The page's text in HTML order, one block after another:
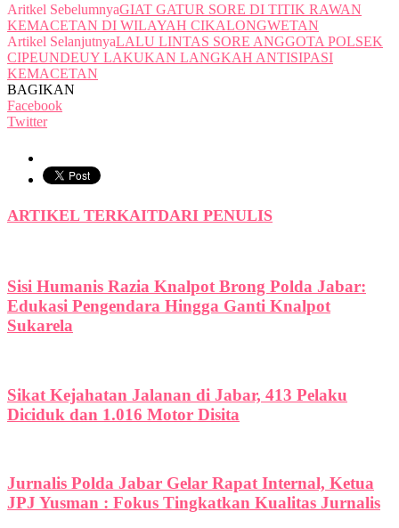
Aritkel SebelumnyaGIAT GATUR SORE DI TITIK RAWAN
KEMACETAN DI WILAYAH CIKALONGWETAN
Artikel SelanjutnyaLALU LINTAS SORE ANGGOTA POLSEK
CIPEUNDEUY LAKUKAN LANGKAH ANTISIPASI
KEMACETAN
BAGIKAN
Facebook
Twitter
ARTIKEL TERKAITDARI PENULIS
Sisi Humanis Razia Knalpot Brong Polda Jabar:
Edukasi Pengendara Hingga Ganti Knalpot
Sukarela
Sikat Kejahatan Jalanan di Jabar, 413 Pelaku
Diciduk dan 1.016 Motor Disita
Jurnalis Polda Jabar Gelar Rapat Internal, Ketua
JPJ Yusman : Fokus Tingkatkan Kualitas Jurnalis